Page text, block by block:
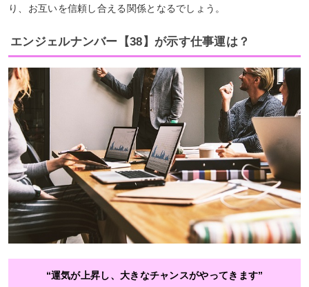
り、お互いを信頼し合える関係となるでしょう。
エンジェルナンバー【38】が示す仕事運は？
“運気が上昇し、大きなチャンスがやってきます”